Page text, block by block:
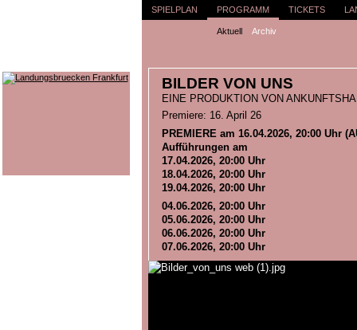
SPIELPLAN PROGRAMM
Aktuell Archiv
TICKETS
BILDER VON UNS
EINE PRODUKTION VON
Premiere: 16. April 26
PREMIERE am 16.04.2026, 20:00 Uhr
Aufführungen am
17.04.2026, 20:00 Uhr
18.04.2026, 20:00 Uhr
19.04.2026, 20:00 Uhr
04.06.2026, 20:00 Uhr
05.06.2026, 20:00 Uhr
06.06.2026, 20:00 Uhr
07.06.2026, 20:00 Uhr